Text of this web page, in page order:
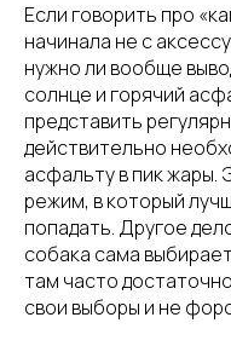
Если говорить про
начинала не с
нужно ли вообще
солнце и горячий
представить
действительно
асфальту в пик жары.
режим, в который
попадать. Другое
собака сама
там часто
свои выборы и не